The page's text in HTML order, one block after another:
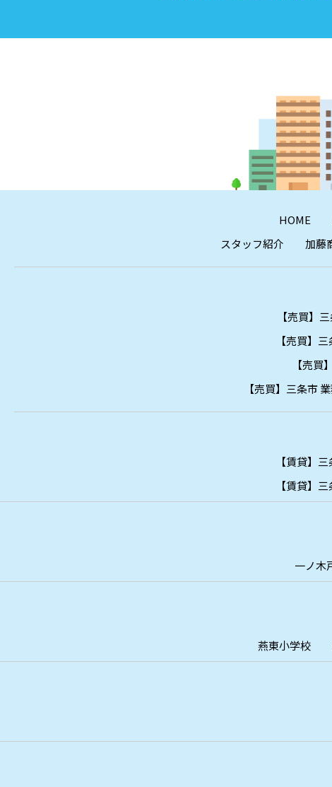
HOME
スタッフ紹介
加藤
【売買】
【売買】
【売買
【売買】三条市
【賃貸】
【賃貸】
一ノ木
燕東小学校